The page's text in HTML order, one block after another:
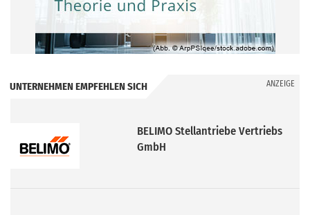
UNTERNEHMEN EMPFEHLEN SICH ANZEIGE
BELIMO Stellantriebe Vertriebs
GmbH